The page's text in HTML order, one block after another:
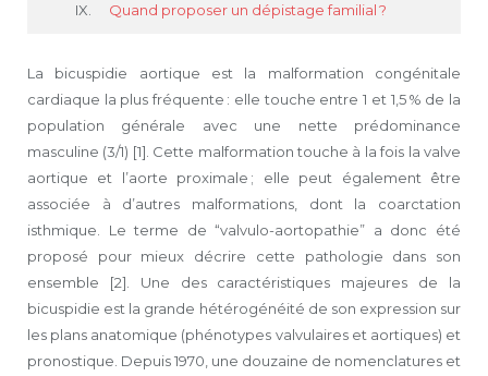
Quand proposer un dépistage familial ?
La bicuspidie aortique est la malformation congénitale
cardiaque la plus fréquente : elle touche entre 1 et 1,5 % de la
population générale avec une nette prédominance
masculine (3/1) [1]. Cette malformation touche à la fois la valve
aortique et l’aorte proximale ; elle peut également être
associée à d’autres malformations, dont la coarctation
isthmique. Le terme de “valvulo-aortopathie” a donc été
proposé pour mieux décrire cette pathologie dans son
ensemble [2]. Une des caractéristiques majeures de la
bicuspidie est la grande hétérogénéité de son expression sur
les plans anatomique (phénotypes valvulaires et aortiques) et
pronostique. Depuis 1970, une douzaine de nomenclatures et